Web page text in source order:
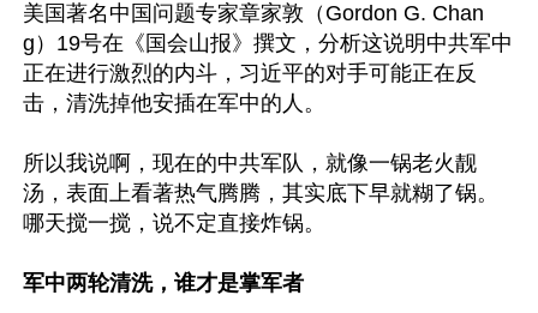
美国著名中国问题专家章家敦（Gordon G. Chan
g）19号在《国会山报》撰文，分析这说明中共军中
正在进行激烈的内斗，习近平的对手可能正在反
击，清洗掉他安插在军中的人。
所以我说啊，现在的中共军队，就像一锅老火靓
汤，表面上看著热气腾腾，其实底下早就糊了锅。
哪天搅一搅，说不定直接炸锅。
军中两轮清洗，谁才是掌军者